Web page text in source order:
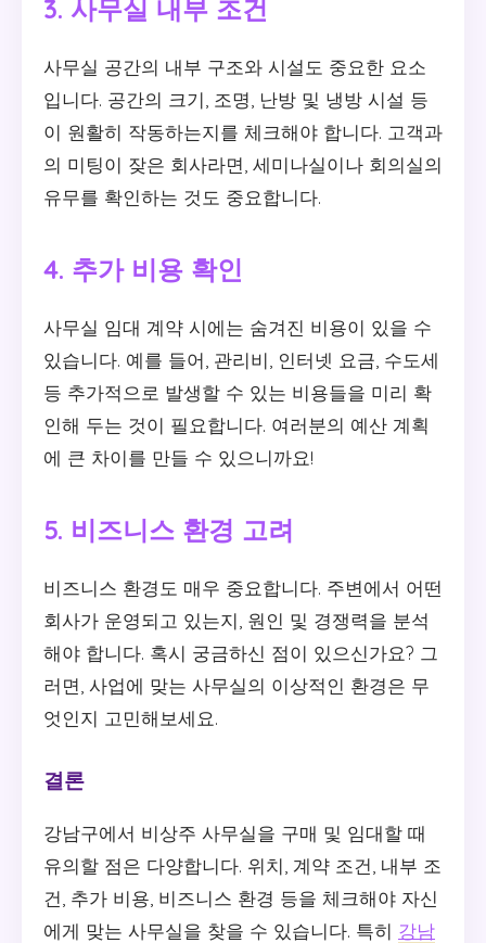
3. 사무실 내부 조건
사무실 공간의 내부 구조와 시설도 중요한 요소
입니다. 공간의 크기, 조명, 난방 및 냉방 시설 등
이 원활히 작동하는지를 체크해야 합니다. 고객과
의 미팅이 잦은 회사라면, 세미나실이나 회의실의
유무를 확인하는 것도 중요합니다.
4. 추가 비용 확인
사무실 임대 계약 시에는 숨겨진 비용이 있을 수
있습니다. 예를 들어, 관리비, 인터넷 요금, 수도세
등 추가적으로 발생할 수 있는 비용들을 미리 확
인해 두는 것이 필요합니다. 여러분의 예산 계획
에 큰 차이를 만들 수 있으니까요!
5. 비즈니스 환경 고려
비즈니스 환경도 매우 중요합니다. 주변에서 어떤
회사가 운영되고 있는지, 원인 및 경쟁력을 분석
해야 합니다. 혹시 궁금하신 점이 있으신가요? 그
러면, 사업에 맞는 사무실의 이상적인 환경은 무
엇인지 고민해보세요.
결론
강남구에서 비상주 사무실을 구매 및 임대할 때
유의할 점은 다양합니다. 위치, 계약 조건, 내부 조
건, 추가 비용, 비즈니스 환경 등을 체크해야 자신
에게 맞는 사무실을 찾을 수 있습니다. 특히 강남